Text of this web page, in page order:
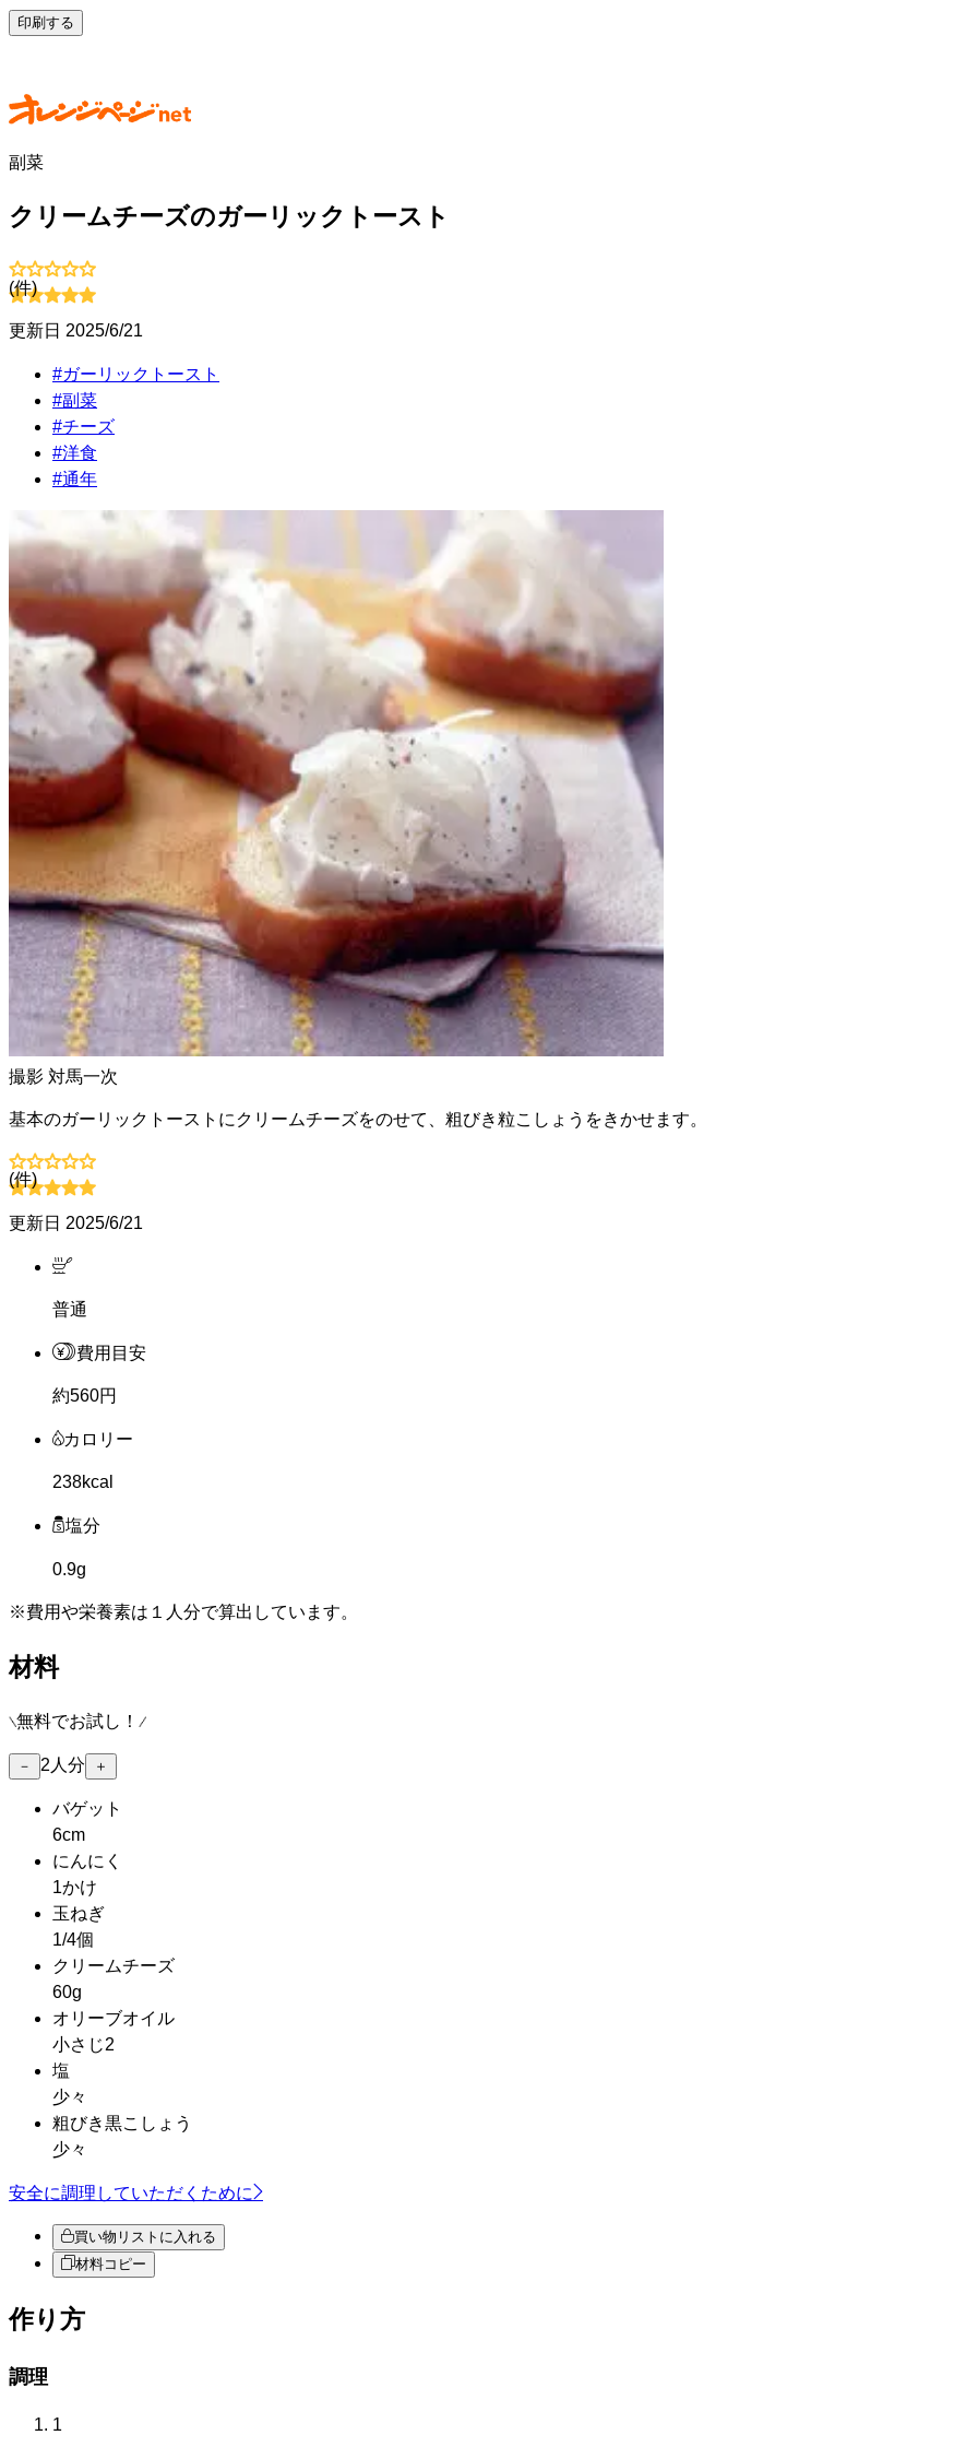
印刷する
副菜
クリームチーズのガーリックトースト
(件)
更新日 2025/6/21
#ガーリックトースト
#副菜
#チーズ
#洋食
#通年
撮影 対馬一次
基本のガーリックトーストにクリームチーズをのせて、粗びき粒こしょうをきかせます。
(件)
更新日 2025/6/21
普通
費用目安
約560円
カロリー
238kcal
塩分
0.9g
※費用や栄養素は １人分で算出しています。
材料
無料でお試し！
－ 2 人分 ＋
バゲット
6cm
にんにく
1かけ
玉ねぎ
1/4個
クリームチーズ
60g
オリーブオイル
小さじ2
塩
少々
粗びき黒こしょう
少々
安全に調理していただくために
買い物リストに入れる
材料コピー
作り方
調理
1